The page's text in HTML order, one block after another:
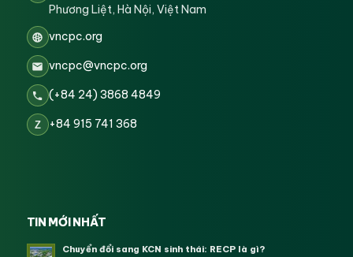
Phương Liệt, Hà Nội, Việt Nam
vncpc.org
vncpc@vncpc.org
(+84 24) 3868 4849
Z +84 915 741 368
TIN MỚI NHẤT
Chuyển đổi sang KCN sinh thái: RECP là gì?